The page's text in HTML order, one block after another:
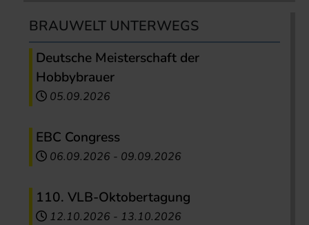
BRAUWELT UNTERWEGS
Deutsche Meisterschaft der
Hobbybrauer
05.09.2026
EBC Congress
06.09.2026 - 09.09.2026
110. VLB-Oktobertagung
12.10.2026 - 13.10.2026